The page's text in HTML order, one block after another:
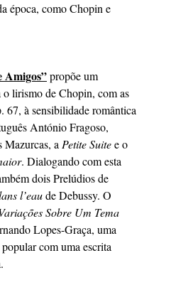
época, como Chopin e
Amigos”propõe um
lirismo de Chopin, com as
67, à sensibilidade romântica
António Fragoso,
Mazurcas, a Petite Suitee o
. Dialogando com esta
dois Prelúdios de
l’eaude Debussy. O
Sobre Um Tema
Lopes-Graça, uma
com uma escrita